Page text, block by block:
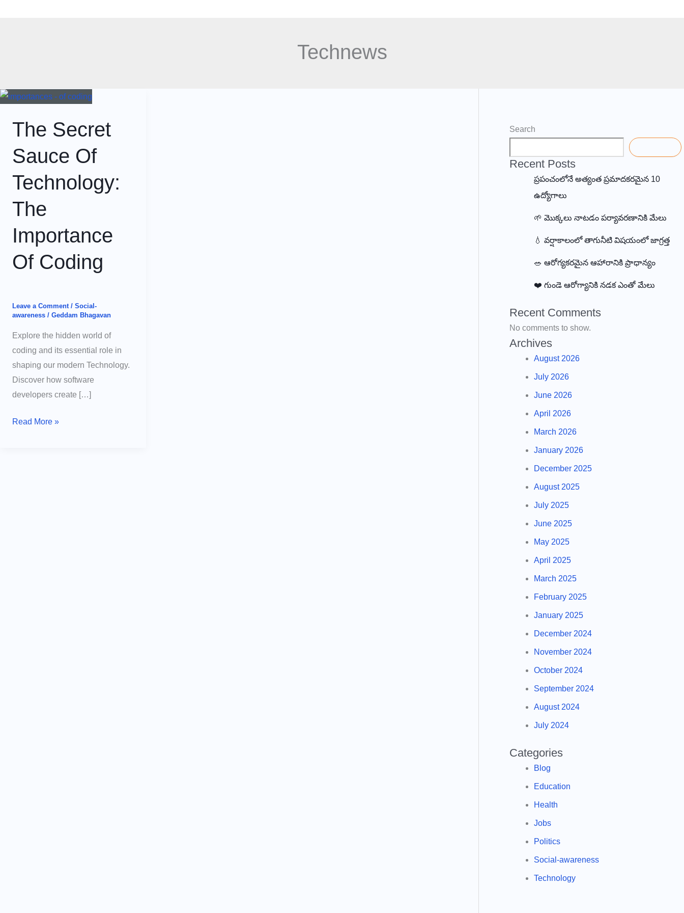
Technews
The Secret
Sauce Of
Technology:
The
Importance
Of Coding
Leave a Comment / Social-
awareness / Geddam Bhagavan
Explore the hidden world of
coding and its essential role in
shaping our modern Technology.
Discover how software
developers create […]
The
Read More »
Search
Recent Posts
ప్రపంచంలోనే అత్యంత ప్రమాదకరమైన 10
ఉద్యోగాలు
🌱 మొక్కలు నాటడం పర్యావరణానికి మేలు
💧 వర్షాకాలంలో తాగునీటి విషయంలో జాగ్రత్త
🥗 ఆరోగ్యకరమైన ఆహారానికి ప్రాధాన్యం
❤️ గుండె ఆరోగ్యానికి నడక ఎంతో మేలు
Recent Comments
No comments to show.
Archives
August 2026
July 2026
June 2026
April 2026
March 2026
January 2026
December 2025
August 2025
July 2025
June 2025
May 2025
April 2025
March 2025
February 2025
January 2025
December 2024
November 2024
October 2024
September 2024
August 2024
July 2024
Categories
Blog
Education
Health
Jobs
Politics
Social-awareness
Technology